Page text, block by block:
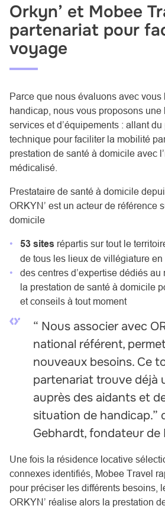
Orkyn’ et Mobee
partenariat pour
voyage
Parce que nous évaluons avec
handicap, nous vous proposons une
services et d’équipements : allant
technique pour faciliter la mobilité
prestation de santé à domicile avec
médicalisé
Prestataire de santé à domicile
ORKYN’ est un acteur de référence
domicile
53 sites répartis sur tout le
de tous les lieux de villégiature en
des centres d’expertise dédiés au
la prestation de santé à domicile
et conseils à tout moment
“ Nous associer avec
national référent,
nouveaux besoins. Ce
partenariat trouve déjà
auprès des aidants et
situation de handicap.”
Gebhardt, fondateur de
Une fois la résidence locative
connexes identifiés, Mobee Travel
pour préciser les différents besoins,
ORKYN’ réalise alors la prestation